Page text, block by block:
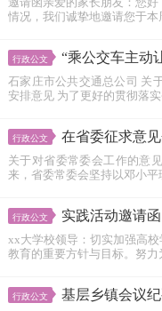
邀请函亲爱的家长朋友：您
情况，我们诚挚地邀请您于
行政公文 “乘公交车主动
石家庄市公共交通总公司 关
安排意见 为了更好的贯彻落
行政公文 在省委征求意
关于对省委常委会工作的意
来，省委常委会坚持以邓小平
行政公文 实践活动邀请函
xx大学校领导：切实加强高
教育的重要方针与目标。努
行政公文 基层乡镇会议